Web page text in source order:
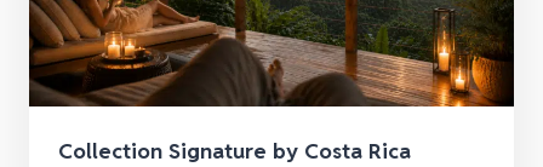
Collection Signature by Costa Rica